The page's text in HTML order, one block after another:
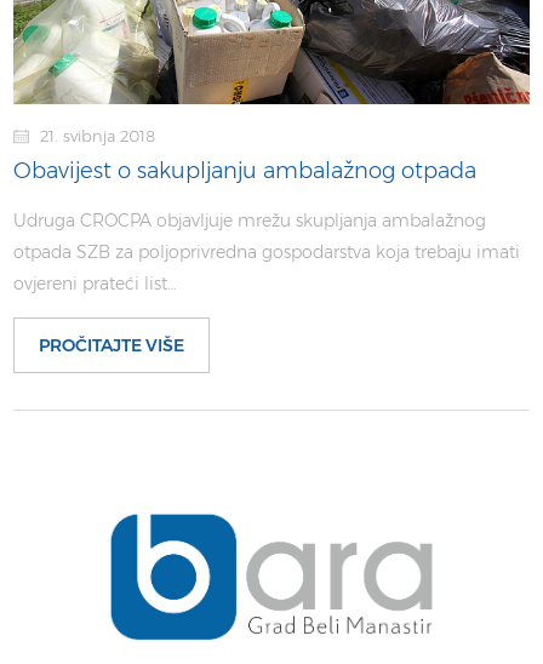
21. svibnja 2018
Obavijest o sakupljanju ambalažnog otpada
Udruga CROCPA objavljuje mrežu skupljanja ambalažnog
otpada SZB za poljoprivredna gospodarstva koja trebaju imati
ovjereni prateći list…
PROČITAJTE VIŠE